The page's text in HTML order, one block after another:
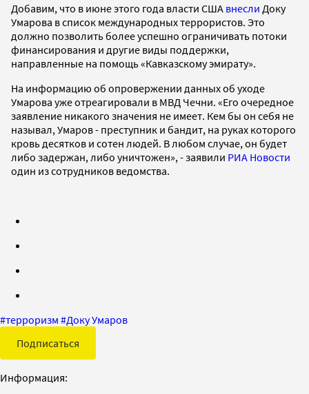
Добавим, что в июне этого года власти США внесли Доку
Умарова в список международных террористов. Это
должно позволить более успешно ограничивать потоки
финансирования и другие виды поддержки,
направленные на помощь «Кавказскому эмирату».
На информацию об опровержении данных об уходе
Умарова уже отреагировали в МВД Чечни. «Его очередное
заявление никакого значения не имеет. Кем бы он себя не
называл, Умаров - преступник и бандит, на руках которого
кровь десятков и сотен людей. В любом случае, он будет
либо задержан, либо уничтожен», - заявили РИА Новости
один из сотрудников ведомства.
#терроризм #Доку Умаров
Подписаться
Информация: